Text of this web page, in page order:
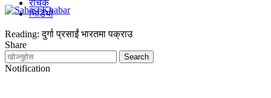
रोचक
भिडियो
Reading: दुर्गा प्रसाईं भारतमा पक्राउ
Share
Notification